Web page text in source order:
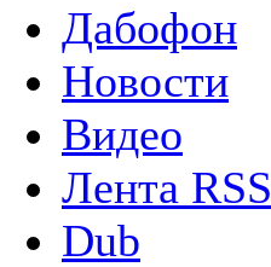
Дабофон
Новости
Видео
Лента RSS
Dub